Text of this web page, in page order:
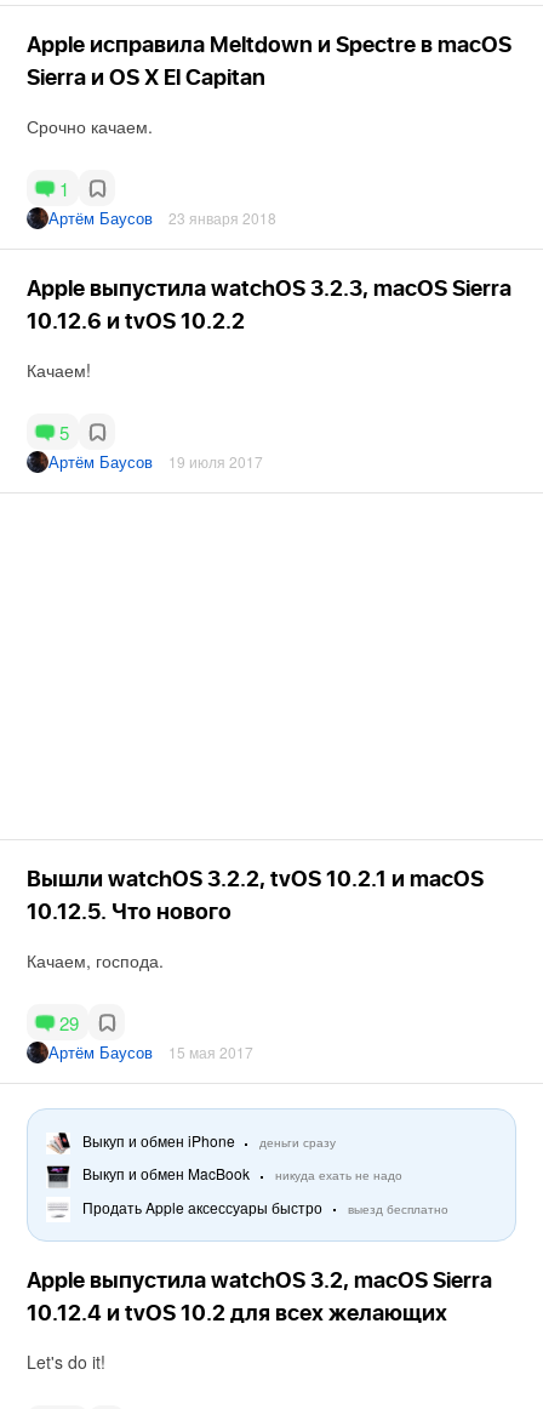
Apple исправила Meltdown и Spectre в macOS
Sierra и OS X El Capitan
Срочно качаем.
1
Артём Баусов 23 января 2018
Apple выпустила watchOS 3.2.3, macOS Sierra
10.12.6 и tvOS 10.2.2
Качаем!
5
Артём Баусов 19 июля 2017
Вышли watchOS 3.2.2, tvOS 10.2.1 и macOS
10.12.5. Что нового
Качаем, господа.
29
Артём Баусов 15 мая 2017
Выкуп и обмен iPhone деньги сразу
Выкуп и обмен MacBook никуда ехать не надо
Продать Apple аксессуары быстро выезд бесплатно
Apple выпустила watchOS 3.2, macOS Sierra
10.12.4 и tvOS 10.2 для всех желающих
Let's do it!